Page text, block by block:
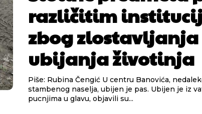
različitim
zbog
ubijanja životinja
Piše: Rubina Čengić U centru Banovića, nedaleko od luna-parka i
stambenog naselja, ubijen je pas. Ubijen je iz
pucnjima u glavu, objavili su...